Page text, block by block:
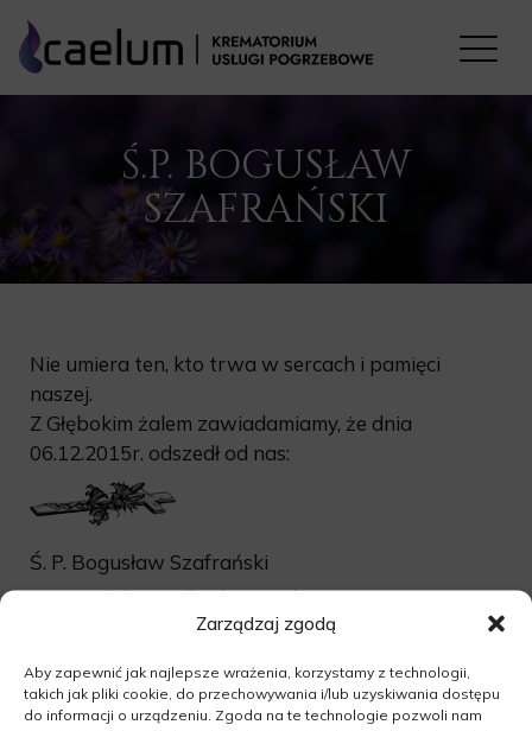
Zarządzaj zgodą
Aby zapewnić jak najlepsze wrażenia, korzystamy z technologii,
takich jak pliki cookie, do przechowywania i/lub uzyskiwania dostępu
do informacji o urządzeniu. Zgoda na te technologie pozwoli nam
Ś.P. BOGUSŁAW
SZAFRAŃSKI
Nie umiera ten, kto trwa w sercach i pamięci
naszej.
Z Głębokim żalem zawiadamiamy, że dnia
06.12.2015r. odszedł od nas:
Ś. P. Bogusław Szafrański
Msza żałobna odbędzie się dnia 10.12.2015r. o
godzinie 13:00 w Kościele Jana Chrzciciela w
Ceremonia pogrzebowa na cmentarzu
komunalnym w Międzychodzie po mszy świętej o